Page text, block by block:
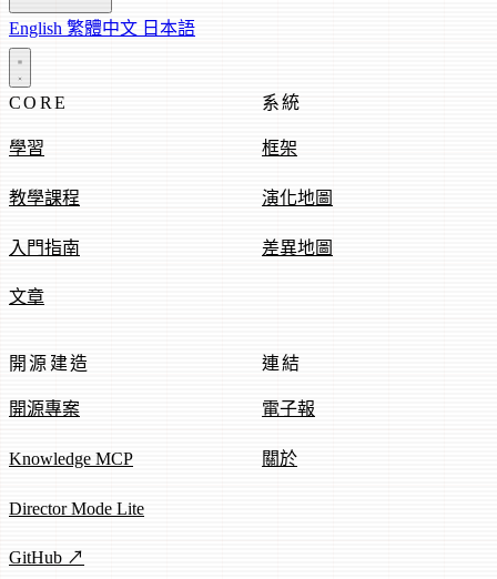
English 繁體中文 日本語
CORE
學習
教學課程
入門指南
文章
系統
框架
演化地圖
差異地圖
開源建造
開源專案
Knowledge MCP
Director Mode Lite
GitHub ↗
連結
電子報
關於